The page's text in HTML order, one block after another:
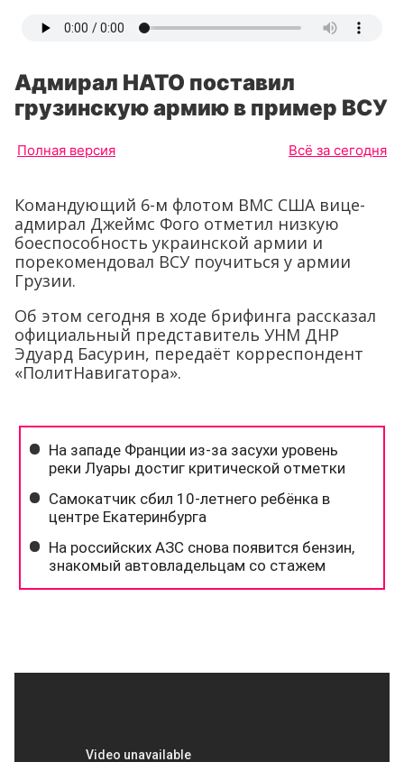
Адмирал НАТО поставил
грузинскую армию в пример ВСУ
Полная версия Всё за сегодня
Командующий 6-м флотом ВМС США вице-
адмирал Джеймс Фого отметил низкую
боеспособность украинской армии и
порекомендовал ВСУ поучиться у армии
Грузии.
Об этом сегодня в ходе брифинга рассказал
официальный представитель УНМ ДНР
Эдуард Басурин, передаёт корреспондент
«ПолитНавигатора».